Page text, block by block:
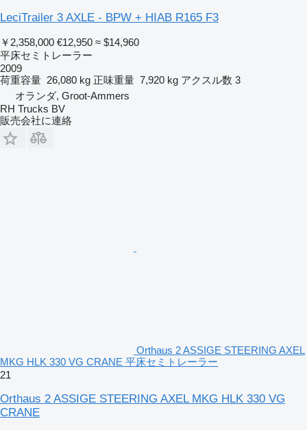
LeciTrailer 3 AXLE - BPW + HIAB R165 F3
￥2,358,000 €12,950 ≈ $14,960
平床セミトレーラー
2009
荷重容量 26,080 kg 正味重量 7,920 kg アクスル数 3
オランダ, Groot-Ammers
RH Trucks BV
販売会社に連絡
Orthaus 2 ASSIGE STEERING AXEL
MKG HLK 330 VG CRANE 平床セミトレーラー
21
Orthaus 2 ASSIGE STEERING AXEL MKG HLK 330 VG
CRANE